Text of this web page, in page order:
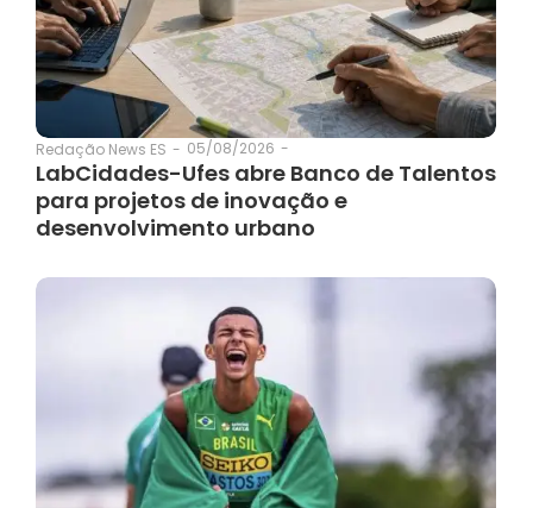
Redação News ES - 05/08/2026 -
LabCidades-Ufes abre Banco de Talentos
para projetos de inovação e
desenvolvimento urbano